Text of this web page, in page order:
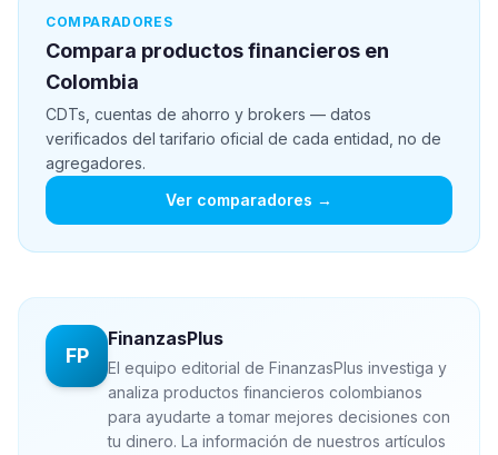
COMPARADORES
Compara productos financieros en
Colombia
CDTs, cuentas de ahorro y brokers — datos
verificados del tarifario oficial de cada entidad, no de
agregadores.
Ver comparadores →
FP
FinanzasPlus
El equipo editorial de FinanzasPlus investiga y
analiza productos financieros colombianos
para ayudarte a tomar mejores decisiones con
tu dinero. La información de nuestros artículos